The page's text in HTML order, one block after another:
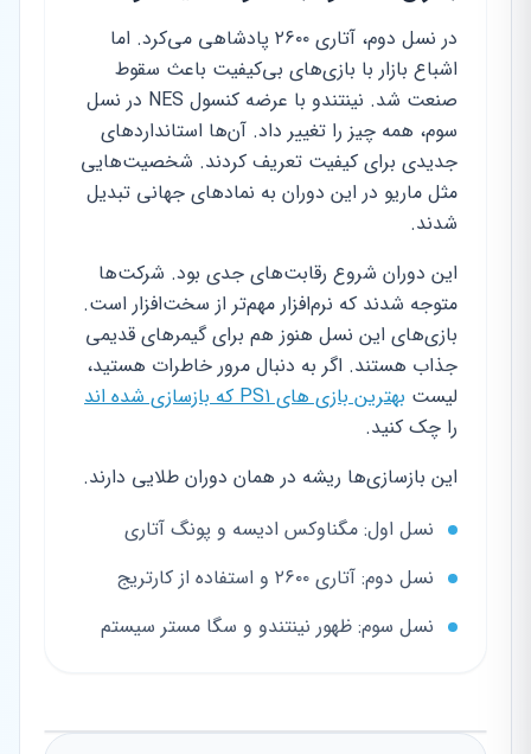
در نسل دوم، آتاری ۲۶۰۰ پادشاهی می‌کرد. اما
اشباع بازار با بازی‌های بی‌کیفیت باعث سقوط
صنعت شد. نینتندو با عرضه کنسول NES در نسل
سوم، همه چیز را تغییر داد. آن‌ها استانداردهای
جدیدی برای کیفیت تعریف کردند. شخصیت‌هایی
مثل ماریو در این دوران به نمادهای جهانی تبدیل
شدند.
این دوران شروع رقابت‌های جدی بود. شرکت‌ها
متوجه شدند که نرم‌افزار مهم‌تر از سخت‌افزار است.
بازی‌های این نسل هنوز هم برای گیمرهای قدیمی
جذاب هستند. اگر به دنبال مرور خاطرات هستید،
لیست بهترین بازی های PS1 که بازسازی شده اند
را چک کنید.
این بازسازی‌ها ریشه در همان دوران طلایی دارند.
نسل اول: مگناوکس ادیسه و پونگ آتاری
نسل دوم: آتاری ۲۶۰۰ و استفاده از کارتریج
نسل سوم: ظهور نینتندو و سگا مستر سیستم